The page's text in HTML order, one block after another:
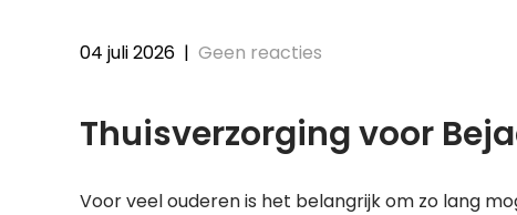
04 juli 2026 | Geen reacties
Thuisverzorging voor
Voor veel ouderen is het belangrijk om zo lang